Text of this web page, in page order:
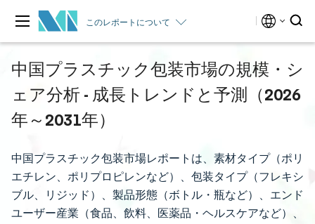
このレポートについて
中国プラスチック包装市場の規模・シ
ェア分析 - 成長トレンドと予測（2026
年～2031年）
中国プラスチック包装市場レポートは、素材タイプ（ポリ
エチレン、ポリプロピレンなど）、包装タイプ（フレキシ
ブル、リジッド）、製品形態（ボトル・瓶など）、エンド
ユーザー産業（食品、飲料、医薬品・ヘルスケアなど）、